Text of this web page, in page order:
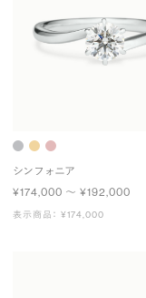
シンフォニア
¥174,000 〜 ¥192,000
表示商品： ¥174,000